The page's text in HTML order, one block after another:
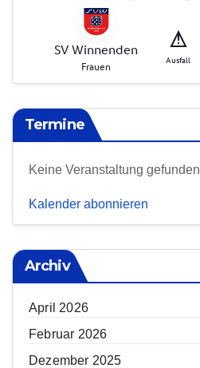
Termine
Keine Veranstaltung gefunden
Kalender abonnieren
Archiv
April 2026
Februar 2026
Dezember 2025